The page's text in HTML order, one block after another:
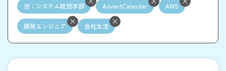
旧：システム統括本部 AdventCalendar AWS
開発エンジニア 会社生活